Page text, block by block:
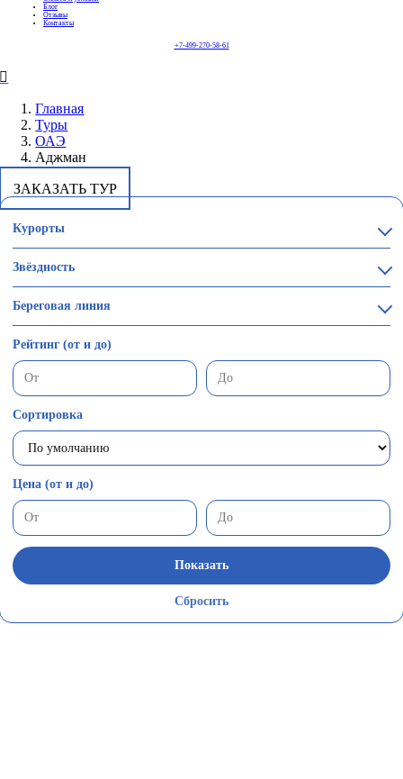
Блог
Отзывы
Контакты
+7-499-270-58-61
Главная
Туры
ОАЭ
Аджман
ЗАКАЗАТЬ ТУР
Курорты
Звёздность
Береговая линия
Рейтинг (от и до)
Сортировка
Цена (от и до)
Показать
Сбросить